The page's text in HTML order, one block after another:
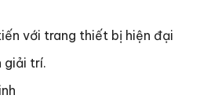
với trang thiết bị hiện đại
giải trí.